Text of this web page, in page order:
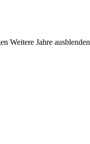
Weitere Jahre ausblenden